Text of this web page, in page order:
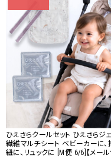
ひえさらクールセット ひえさらジ
繊維マルチシート ベビーカーに、
紐に、リュックに [M便 6/6]【メール
クーポンコードをコ